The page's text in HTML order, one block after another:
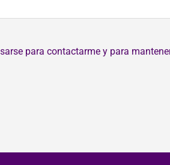
para contactarme y para